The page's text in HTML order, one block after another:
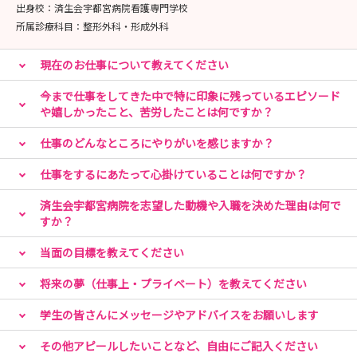
出身校： 済生会宇都宮病院看護専門学校
所属診療科目： 整形外科・形成外科
現在のお仕事について教えてください
今まで仕事をしてきた中で特に印象に残っているエピソード
や嬉しかったこと、苦労したことは何ですか？
仕事のどんなところにやりがいを感じますか？
仕事をするにあたって心掛けていることは何ですか？
済生会宇都宮病院を志望した動機や入職を決めた理由は何で
すか？
当面の目標を教えてください
将来の夢（仕事上・プライベート）を教えてください
学生の皆さんにメッセージやアドバイスをお願いします
その他アピールしたいことなど、自由にご記入ください